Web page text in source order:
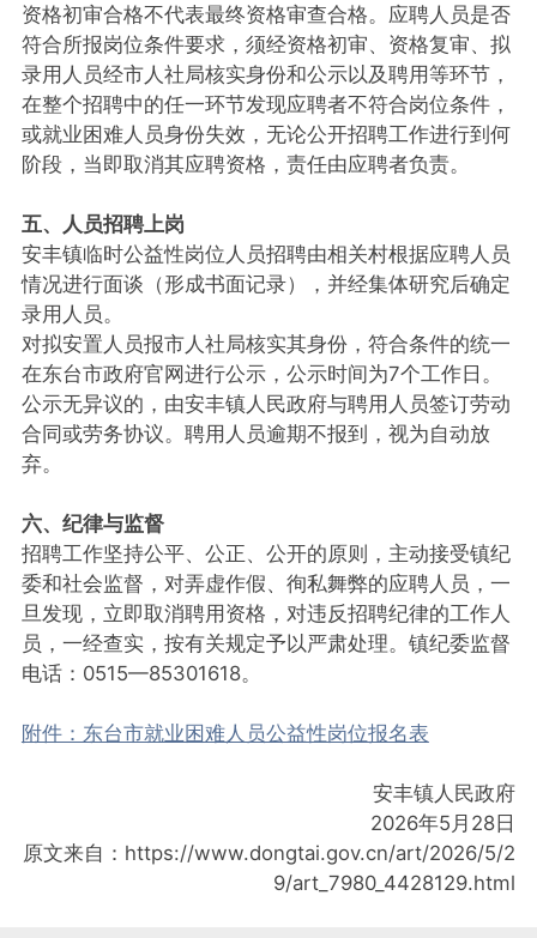
资格初审合格不代表最终资格审查合格。应聘人员是否
符合所报岗位条件要求，须经资格初审、资格复审、拟
录用人员经市人社局核实身份和公示以及聘用等环节，
在整个招聘中的任一环节发现应聘者不符合岗位条件，
或就业困难人员身份失效，无论公开招聘工作进行到何
阶段，当即取消其应聘资格，责任由应聘者负责。
五、人员招聘上岗
安丰镇临时公益性岗位人员招聘由相关村根据应聘人员
情况进行面谈（形成书面记录），并经集体研究后确定
录用人员。
对拟安置人员报市人社局核实其身份，符合条件的统一
在东台市政府官网进行公示，公示时间为7个工作日。
公示无异议的，由安丰镇人民政府与聘用人员签订劳动
合同或劳务协议。聘用人员逾期不报到，视为自动放
弃。
六、纪律与监督
招聘工作坚持公平、公正、公开的原则，主动接受镇纪
委和社会监督，对弄虚作假、徇私舞弊的应聘人员，一
旦发现，立即取消聘用资格，对违反招聘纪律的工作人
员，一经查实，按有关规定予以严肃处理。镇纪委监督
电话：0515—85301618。
附件：东台市就业困难人员公益性岗位报名表
安丰镇人民政府
2026年5月28日
原文来自：https://www.dongtai.gov.cn/art/2026/5/2
9/art_7980_4428129.html